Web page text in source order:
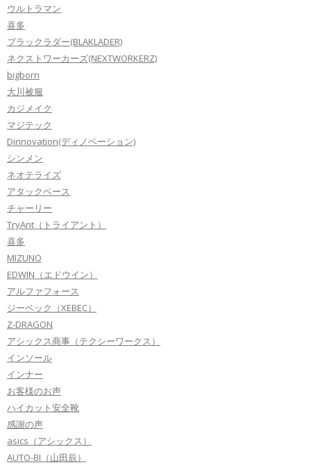
ウルトラマン
喜多
ブラックラダー(BLAKLADER)
ネクストワーカーズ(NEXTWORKERZ)
bigborn
大川被服
カジメイク
マジテック
Dinnovation(ディノベーション)
シンメン
ネオテライズ
アタックベース
チャーリー
TryAnt（トライアント）
喜多
MIZUNO
EDWIN（エドウイン）
アルファフォース
ジーベック（XEBEC）
Z-DRAGON
アシックス商事（テクシーワークス）
インソール
インナー
お客様のお声
ハイカット安全靴
感謝の声
asics（アシックス）
AUTO-BI（山田辰）